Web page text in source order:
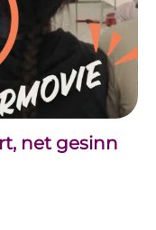
net gesinn